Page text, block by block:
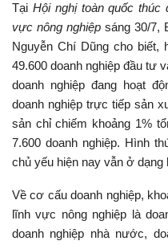
Tại Hội nghị toàn quốc thúc
vực nông nghiệp sáng 30/7,
Nguyễn Chí Dũng cho
49.600 doanh nghiệp đầu tư
doanh nghiệp đang hoạt
doanh nghiệp trực tiếp sản
sản chỉ chiếm khoảng 1%
7.600 doanh nghiệp. Hình
chủ yếu hiện nay vẫn ở
Về cơ cấu doanh nghiệp,
lĩnh vực nông nghiệp là
doanh nghiệp nhà nước,